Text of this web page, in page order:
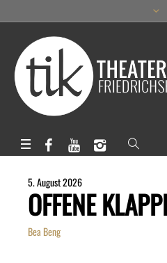
5. August 2026
OFFENE
Bea Beng